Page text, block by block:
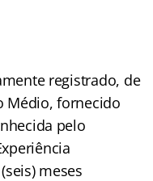
registrado, de
Médio, fornecido
pelo
meses